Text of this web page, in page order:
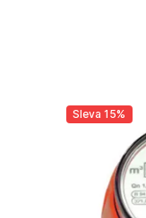
Sleva 15%